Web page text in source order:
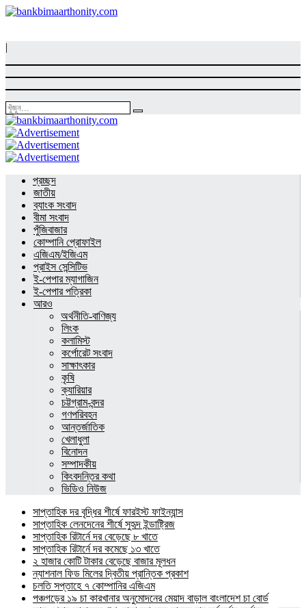
|
প্রচ্ছদ
জাতীয়
ব্যাংক সংবাদ
বীমা সংবাদ
পুঁজিবাজার
কোম্পানি প্রোফাইল
এজিএম/ইজিএম
প্রাইস সেন্সিটিভ
ই-পেপার ম্যাগাজিন
ই-পেপার পত্রিকা
আরও
অর্থনীতি-বাণিজ্য
লিংক
কলামিস্ট
কর্পোরেট সংবাদ
সাক্ষাৎকার
কৃষি
ক্যারিয়ার
চট্টগ্রাম-বন্দর
গণপরিবহন
আন্তর্জাতিক
খেলাধুলা
বিনোদন
সম্পাদকীয়
কিংবদন্তির কথা
ভিডিও নিউজ
সাপ্তাহিক দর বৃদ্ধির শীর্ষে ফারইস্ট ফাইন্যান্স
সাপ্তাহিক লেনদেনের শীর্ষে সুহৃদ ইন্ডাষ্ট্রিজ
সাপ্তাহিক রিটার্নে দর বেড়েছে ৮ খাতে
সাপ্তাহিক রিটার্নে দর কমেছে ১৩ খাতে
২ হাজার কোটি টাকার বেড়েছে বাজার মূলধন
ন্যাশনাল ফিড মিলের দ্বিতীয় প্রান্তিক প্রকাশ
চলতি সপ্তাহে ৭ কোম্পানির এজিএম
পঞ্চগড়ের ১৯ চা কারখানার অনুমোদনের মেয়াদ বাড়াল বাংলাদেশ চা বোর্ড